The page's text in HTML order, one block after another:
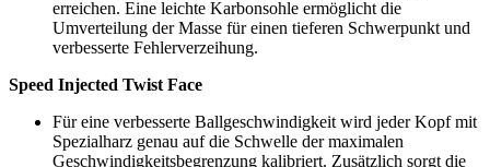
erreichen. Eine leichte Karbonsohle ermöglicht die
Umverteilung der Masse für einen tieferen Schwerpunkt und
verbesserte Fehlerverzeihung.
Speed Injected Twist Face
Für eine verbesserte Ballgeschwindigkeit wird jeder Kopf mit
Spezialharz genau auf die Schwelle der maximalen
Geschwindigkeitsbegrenzung kalibriert. Zusätzlich sorgt die